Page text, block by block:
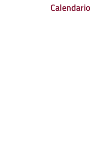
Calendario